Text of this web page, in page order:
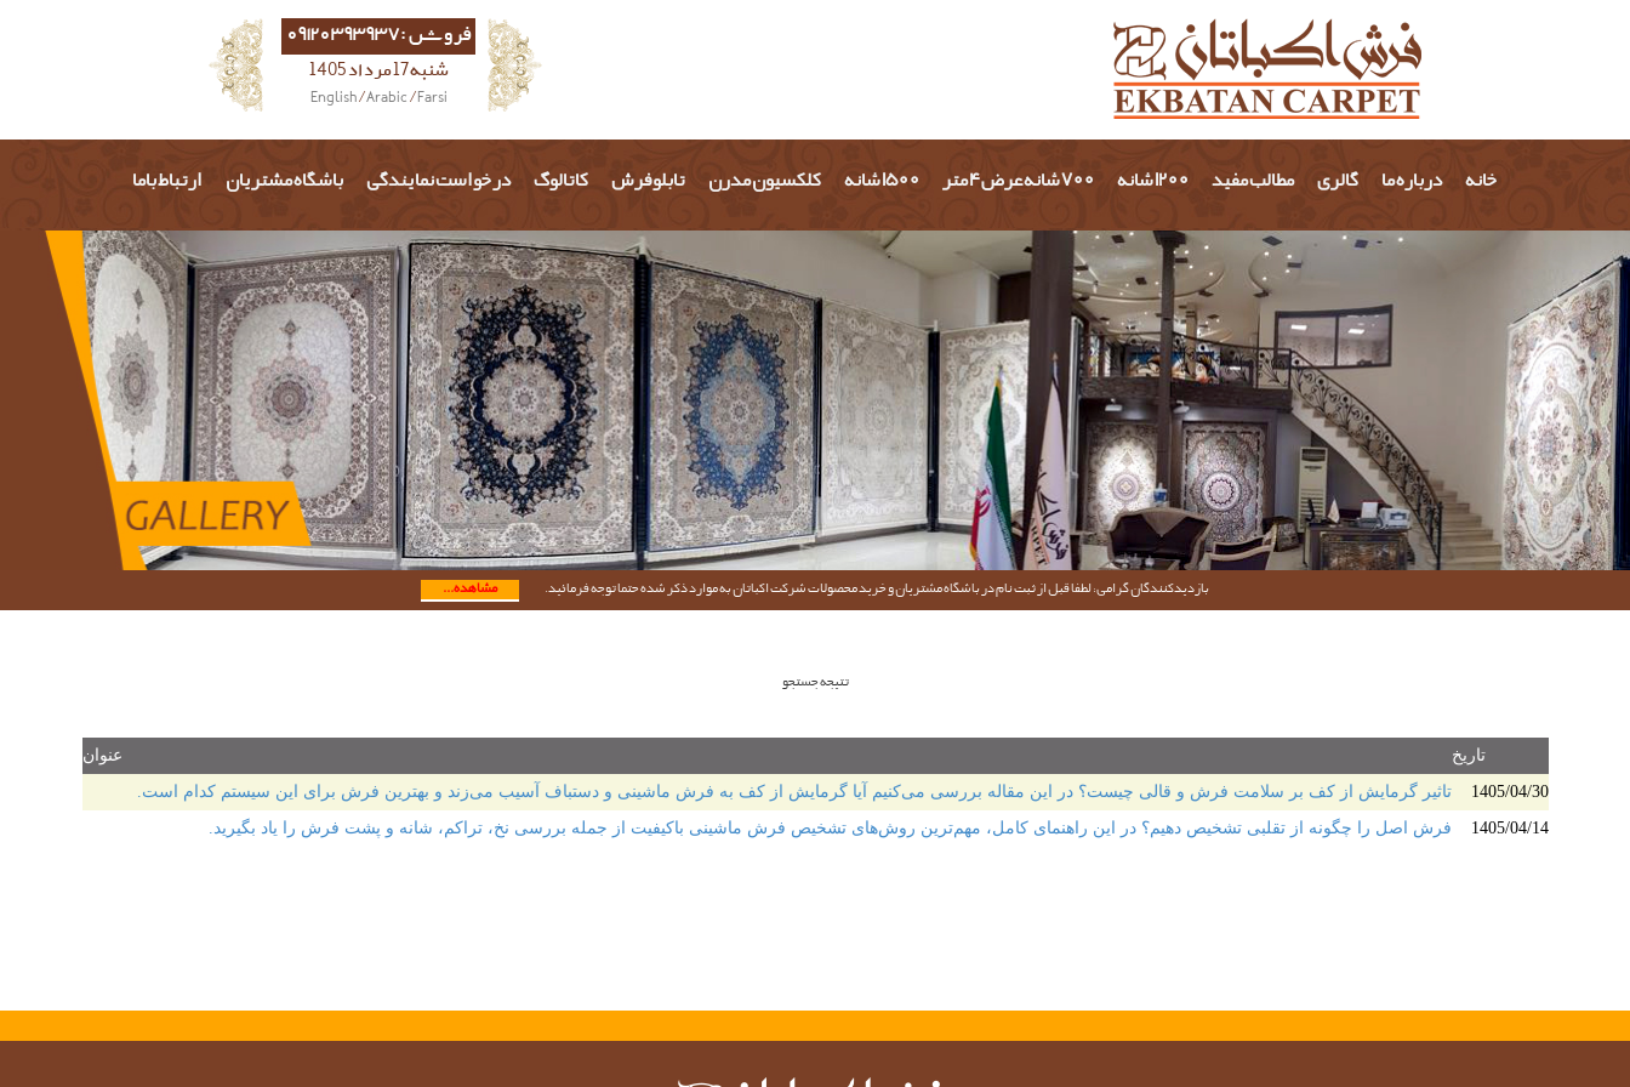
فروش :09120393937
شنبه 17 مرداد 1405
English/ Arabic / Farsi
خانه درباره ما گالری مطالب مفید 1200 شانه 700 شانه عرض 4 متر 1500 شانه کلکسیون مدرن تابلو فرش کاتالوگ درخواست نمایندگی باشگاه مشتریان ارتباط باما
بازدیدکنندگان گرامی؛ لطفا قبل از ثبت نام در باشگاه مشتریان و خرید محصولات شرکت اکباتان به موارد ذکر شده حتما توجه فرمائید. مشاهده...
تتیجه جستجو
تاریخ
عنوان
1405/04/30
تاثیر گرمایش از کف بر سلامت فرش و قالی چیست؟ در این مقاله بررسی می‌کنیم آیا گرمایش از کف به فرش ماشینی و دستباف آسیب می‌زند و بهترین فرش برای این سیستم کدام است.
1405/04/14
فرش اصل را چگونه از تقلبی تشخیص دهیم؟ در این راهنمای کامل، مهم‌ترین روش‌های تشخیص فرش ماشینی باکیفیت از جمله بررسی نخ، تراکم، شانه و پشت فرش را یاد بگیرید.